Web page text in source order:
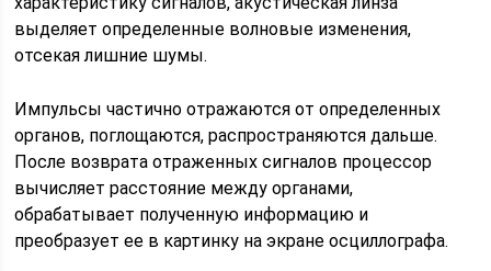
выделяет определенные волновые изменения,
отсекая лишние шумы.
Импульсы частично отражаются от определенных
органов, поглощаются, распространяются дальше.
После возврата отраженных сигналов процессор
вычисляет расстояние между органами,
обрабатывает полученную информацию и
преобразует ее в картинку на экране осциллографа.